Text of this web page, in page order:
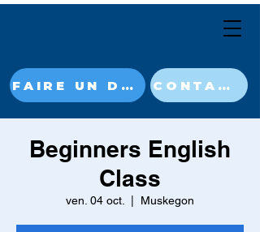
FAIRE UN DON MAINTENANT CONTACT
Beginners English
Class
ven. 04 oct. Muskegon